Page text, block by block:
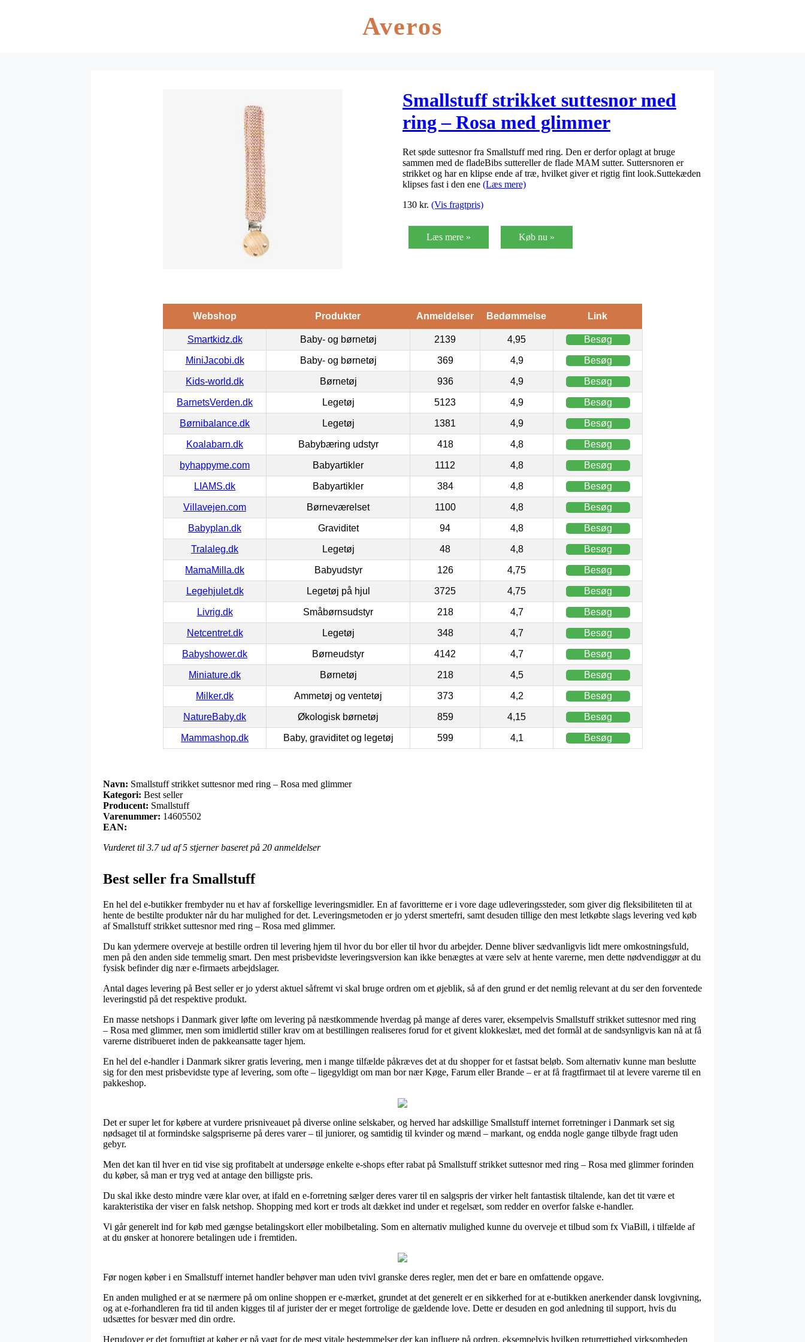
Averos
Smallstuff strikket suttesnor med
ring – Rosa med glimmer
Ret søde suttesnor fra Smallstuff med ring. Den er derfor oplagt at bruge
sammen med de fladeBibs suttereller de flade MAM sutter. Suttersnoren er
strikket og har en klipse ende af træ, hvilket giver et rigtig fint look.Suttekæden
klipses fast i den ene (Læs mere)
130 kr. (Vis fragtpris)
Læs mere » Køb nu »
Webshop Produkter Anmeldelser Bedømmelse Link
Smartkidz.dk Baby- og børnetøj 2139 4,95 Besøg
MiniJacobi.dk Baby- og børnetøj 369 4,9 Besøg
Kids-world.dk Børnetøj 936 4,9 Besøg
BarnetsVerden.dk Legetøj 5123 4,9 Besøg
Børnibalance.dk Legetøj 1381 4,9 Besøg
Koalabarn.dk Babybæring udstyr 418 4,8 Besøg
byhappyme.com Babyartikler 1112 4,8 Besøg
LIAMS.dk Babyartikler 384 4,8 Besøg
Villavejen.com Børneværelset 1100 4,8 Besøg
Babyplan.dk Graviditet 94 4,8 Besøg
Tralaleg.dk Legetøj 48 4,8 Besøg
MamaMilla.dk Babyudstyr 126 4,75 Besøg
Legehjulet.dk Legetøj på hjul 3725 4,75 Besøg
Livrig.dk Småbørnsudstyr 218 4,7 Besøg
Netcentret.dk Legetøj 348 4,7 Besøg
Babyshower.dk Børneudstyr 4142 4,7 Besøg
Miniature.dk Børnetøj 218 4,5 Besøg
Milker.dk Ammetøj og ventetøj 373 4,2 Besøg
NatureBaby.dk Økologisk børnetøj 859 4,15 Besøg
Mammashop.dk Baby, graviditet og legetøj 599 4,1 Besøg
Navn: Smallstuff strikket suttesnor med ring – Rosa med glimmer
Kategori: Best seller
Producent: Smallstuff
Varenummer: 14605502
EAN:
Vurderet til 3.7ud af 5 stjerner baseret på 20 anmeldelser
Best seller fra Smallstuff
En hel del e-butikker frembyder nu et hav af forskellige leveringsmidler. En af favoritterne er i vore dage udleveringssteder, som giver dig fleksibiliteten til at
hente de bestilte produkter når du har mulighed for det. Leveringsmetoden er jo yderst smertefri, samt desuden tillige den mest letkøbte slags levering ved køb
af Smallstuff strikket suttesnor med ring – Rosa med glimmer.
Du kan ydermere overveje at bestille ordren til levering hjem til hvor du bor eller til hvor du arbejder. Denne bliver sædvanligvis lidt mere omkostningsfuld,
men på den anden side temmelig smart. Den mest prisbevidste leveringsversion kan ikke benægtes at være selv at hente varerne, men dette nødvendiggør at du
fysisk befinder dig nær e-firmaets arbejdslager.
Antal dages levering på Best seller er jo yderst aktuel såfremt vi skal bruge ordren om et øjeblik, så af den grund er det nemlig relevant at du ser den forventede
leveringstid på det respektive produkt.
En masse netshops i Danmark giver løfte om levering på næstkommende hverdag på mange af deres varer, eksempelvis Smallstuff strikket suttesnor med ring
– Rosa med glimmer, men som imidlertid stiller krav om at bestillingen realiseres forud for et givent klokkeslæt, med det formål at de sandsynligvis kan nå at få
varerne distribueret inden de pakkeansatte tager hjem.
En hel del e-handler i Danmark sikrer gratis levering, men i mange tilfælde påkræves det at du shopper for et fastsat beløb. Som alternativ kunne man beslutte
sig for den mest prisbevidste type af levering, som ofte – ligegyldigt om man bor nær Køge, Farum eller Brande – er at få fragtfirmaet til at levere varerne til en
pakkeshop.
Det er super let for købere at vurdere prisniveauet på diverse online selskaber, og herved har adskillige Smallstuff internet forretninger i Danmark set sig
nødsaget til at formindske salgspriserne på deres varer – til juniorer, og samtidig til kvinder og mænd – markant, og endda nogle gange tilbyde fragt uden
gebyr.
Men det kan til hver en tid vise sig profitabelt at undersøge enkelte e-shops efter rabat på Smallstuff strikket suttesnor med ring – Rosa med glimmer forinden
du køber, så man er tryg ved at antage den billigste pris.
Du skal ikke desto mindre være klar over, at ifald en e-forretning sælger deres varer til en salgspris der virker helt fantastisk tiltalende, kan det tit være et
karakteristika der viser en falsk netshop. Shopping med kort er trods alt dækket ind under et regelsæt, som redder en overfor falske e-handler.
Vi går generelt ind for køb med gængse betalingskort eller mobilbetaling. Som en alternativ mulighed kunne du overveje et tilbud som fx ViaBill, i tilfælde af
at du ønsker at honorere betalingen ude i fremtiden.
Før nogen køber i en Smallstuff internet handler behøver man uden tvivl granske deres regler, men det er bare en omfattende opgave.
En anden mulighed er at se nærmere på om online shoppen er e-mærket, grundet at det generelt er en sikkerhed for at e-butikken anerkender dansk lovgivning,
og at e-forhandleren fra tid til anden kigges til af jurister der er meget fortrolige de gældende love. Dette er desuden en god anledning til support, hvis du
udsættes for besvær med din ordre.
Herudover er det fornuftigt at køber er på vagt for de mest vitale bestemmelser der kan influere på ordren, eksempelvis hvilken returrettighed virksomheden